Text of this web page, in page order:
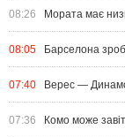
08:26 Мората має
08:05 Барселона
07:40 Верес —
07:36 Комо може